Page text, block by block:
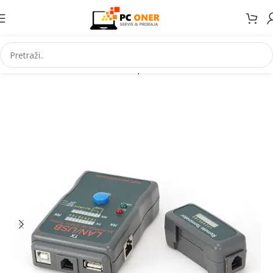
Početna Informatika Mrežna oprema Mrežni alat